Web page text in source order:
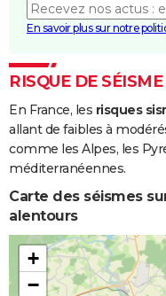
En savoir plus sur notre
RISQUE DE
En France, les risques
allant de faibles à
comme les Alpes, les
méditerranéennes.
Carte des séismes
alentours
+
−